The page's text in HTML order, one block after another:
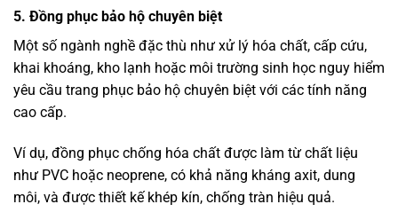
5. Đồng phục bảo hộ chuyên biệt
Một số ngành nghề đặc thù như xử lý hóa chất, cấp cứu,
khai khoáng, kho lạnh hoặc môi trường sinh học nguy hiểm
yêu cầu trang phục bảo hộ chuyên biệt với các tính năng
cao cấp.
Ví dụ, đồng phục chống hóa chất được làm từ chất liệu
như PVC hoặc neoprene, có khả năng kháng axit, dung
môi, và được thiết kế khép kín, chống tràn hiệu quả.